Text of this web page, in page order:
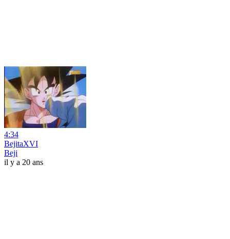
4:34
BejitaXVI
Beji
il y a 20 ans